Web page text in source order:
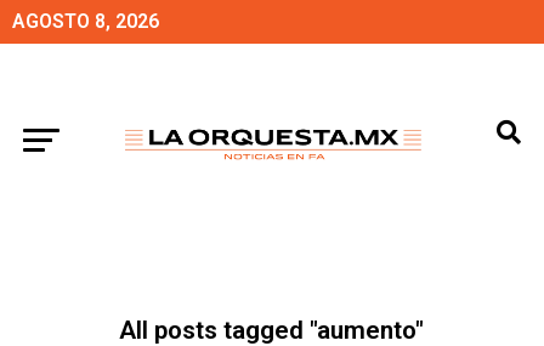
AGOSTO 8, 2026
All posts tagged "aumento"